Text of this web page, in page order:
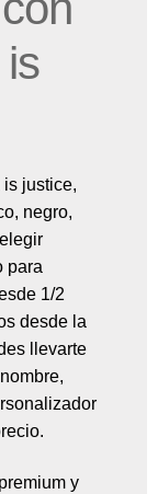
justice,
negro,
para
1/2
desde la
llevarte
y